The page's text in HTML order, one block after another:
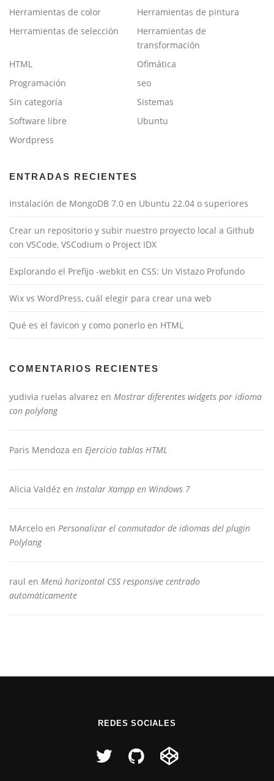
Herramientas de color
Herramientas de pintura
Herramientas de selección
Herramientas de
transformación
HTML
Ofimática
Programación
seo
Sin categoría
Sistemas
Software libre
Ubuntu
Wordpress
ENTRADAS RECIENTES
Instalación de MongoDB 7.0 en Ubuntu 22.04 o superiores
Crear un repositorio y subir nuestro proyecto local a Github
con VSCode, VSCodium o Project IDX
Explorando el Prefijo -webkit en CSS: Un Vistazo Profundo
Wix vs WordPress, cuál elegir para crear una web
Qué es el favicon y como ponerlo en HTML
COMENTARIOS RECIENTES
yudivia ruelas alvarez en Mostrar diferentes widgets por idioma
con polylang
Paris Mendoza en Ejercicio tablas HTML
Alicia Valdéz en Instalar Xampp en Windows 7
MArcelo en Personalizar el conmutador de idiomas del plugin
Polylang
raul en Menú horizontal CSS responsive centrado
automáticamente
REDES SOCIALES